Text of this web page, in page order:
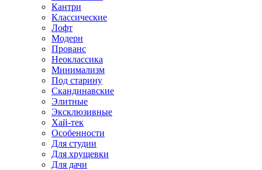
Кантри
Классические
Лофт
Модерн
Прованс
Неоклассика
Минимализм
Под старину
Скандинавские
Элитные
Эксклюзивные
Хай-тек
Особенности
Для студии
Для хрущевки
Для дачи